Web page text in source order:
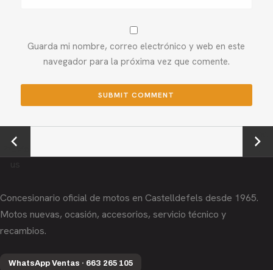
Guarda mi nombre, correo electrónico y web en este
navegador para la próxima vez que comente.
←
Previo
Next
→
Concesionario oficial de motos en Castelldefels desde 1965.
Motos nuevas, ocasión, accesorios, servicio técnico y
recambios.
WhatsApp Ventas · 663 265 105